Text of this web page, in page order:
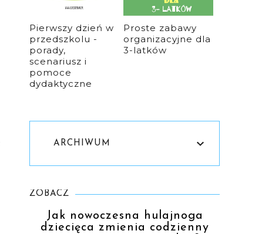
Pierwszy dzień w
przedszkolu -
porady,
scenariusz i
pomoce
dydaktyczne
Proste zabawy
organizacyjne dla
3-latków
ARCHIWUM
ZOBACZ
Jak nowoczesna hulajnoga
dziecięca zmienia codzienny